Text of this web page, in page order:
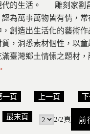
代的生活。 雕刻家劉
為萬事萬物皆有情，
創造出生活化的藝術
，洞悉素材個性，以童
臺灣鄉土情愫之題材
一頁 上一頁
最末頁 2/2頁